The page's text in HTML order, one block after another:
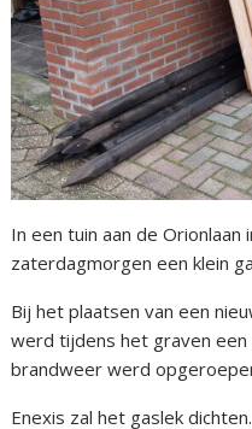
In een tuin aan de Orionlaan
zaterdagmorgen een klein
Bij het plaatsen van een
werd tijdens het graven een
brandweer werd
Enexis zal het gaslek dichten.